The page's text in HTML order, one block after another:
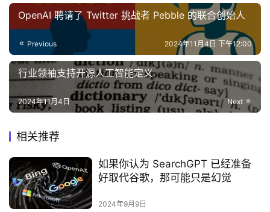
OpenAI 聘请了 Twitter 挑战者 Pebble 的联合创始人
Previous 2024年11月4日 下午12:00
行业领袖支持开源人工智能定义
Next
2024年11月4日
相关推荐
如果你认为 SearchGPT 已经准备
好取代谷歌，那可能只是幻觉
2024年9月9日